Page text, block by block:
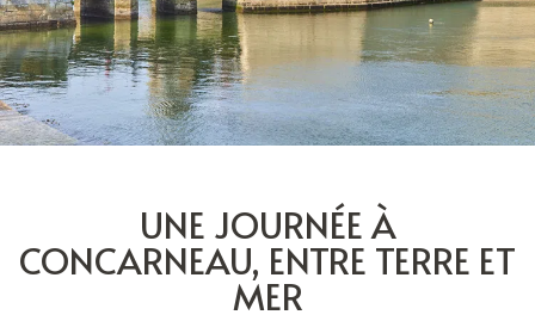
UNE JOURNÉE À
CONCARNEAU, ENTRE TERRE ET
MER